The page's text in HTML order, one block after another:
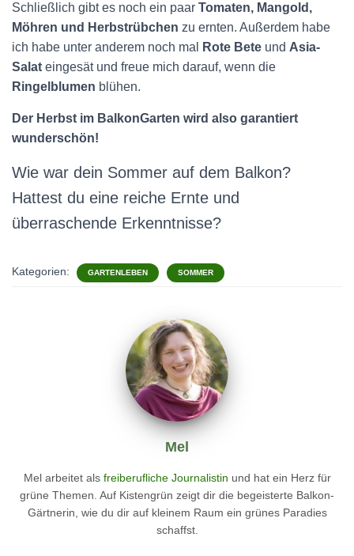
Schließlich gibt es noch ein paar Tomaten, Mangold,
Möhren und Herbstrübchen zu ernten. Außerdem habe
ich habe unter anderem noch mal
Rote Bete und Asia-
Salat eingesät und freue mich darauf, wenn die
Ringelblumen blühen.
Der Herbst im BalkonGarten wird also garantiert
wunderschön!
Wie war dein Sommer auf dem Balkon?
Hattest du eine reiche Ernte und
überraschende Erkenntnisse?
Kategorien: GARTENLEBEN SOMMER
Mel
Mel arbeitet als freiberufliche Journalistin und hat ein Herz für
grüne Themen. Auf Kistengrün zeigt dir die begeisterte Balkon-
Gärtnerin, wie du dir auf kleinem Raum ein grünes Paradies
schaffst.